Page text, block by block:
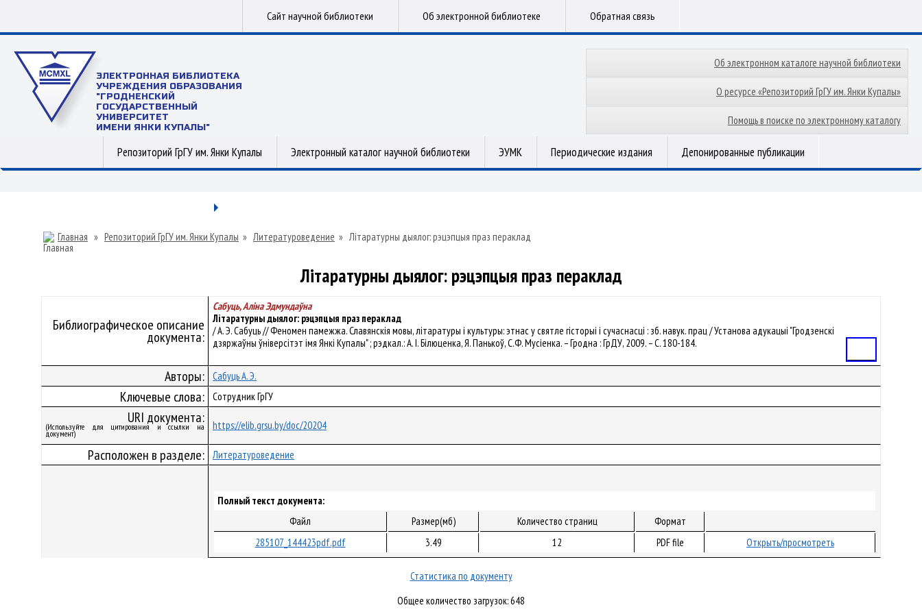
Сайт научной библиотеки Об электронной библиотеке Обратная связь
ЭЛЕКТРОННАЯ БИБЛИОТЕКА
УЧРЕЖДЕНИЯ ОБРАЗОВАНИЯ
"ГРОДНЕНСКИЙ
ГОСУДАРСТВЕННЫЙ
УНИВЕРСИТЕТ
ИМЕНИ ЯНКИ КУПАЛЫ"
Об электронном каталоге научной библиотеки
О ресурсе «Репозиторий ГрГУ им. Янки Купалы»
Помощь в поиске по электронному каталогу
Репозиторий ГрГУ им. Янки Купалы Электронный каталог научной библиотеки ЭУМК Периодические издания Депонированные публикации
Главная » Репозиторий ГрГУ им. Янки Купалы » Литературоведение » Літаратурны дыялог: рэцэпцыя праз пераклад
Літаратурны дыялог: рэцэпцыя праз пераклад
Библиографическое описание
документа:
Сабуць, Аліна Эдмундаўна
Літаратурны дыялог: рэцэпцыя праз пераклад
/ А. Э. Сабуць // Феномен памежжа. Славянскія мовы, літаратуры і культуры: этнас у святле гісторыі і сучаснасці : зб. навук. прац / Установа адукацыі "Гродзенскі
дзяржаўны ўніверсітэт імя Янкі Купалы" ; рэдкал.: А. І. Білюценка, Я. Панькоў, С.Ф. Мусіенка. – Гродна : ГрДУ, 2009. – С. 180-184.
Авторы: Сабуць А. Э.
Ключевые слова: Сотрудник ГрГУ
URI документа:
(Используйте для цитирования и ссылки на
документ)
https://elib.grsu.by/doc/20204
Расположен в разделе: Литературоведение
Полный текст документа:
Файл
Размер(мб) Количество страниц
Формат
285107_144423pdf.pdf
3.49 12 PDF file Открыть/просмотреть
Статистика по документу
Общее количество загрузок: 648